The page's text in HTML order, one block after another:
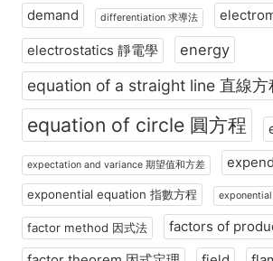
demand differentiation 求導法
electrostatics 靜電學 energy
equation of a straight line 直線方
equation of circle 圓方程
expectation and variance 期望值和方差
exponential equation 指數方程
factor method 因式法
factors of